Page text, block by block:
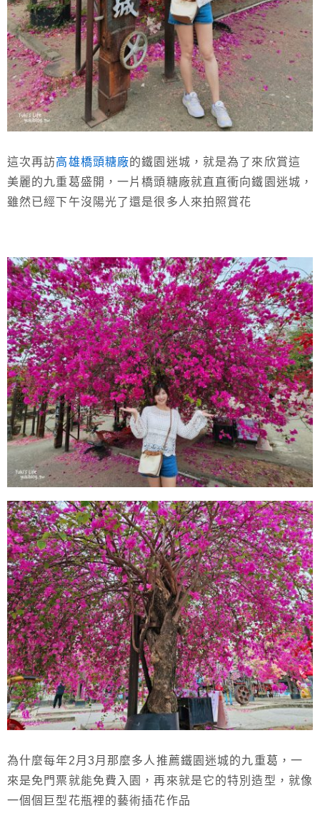
這次再訪高雄橋頭糖廠的鐵園迷城，就是為了來欣賞這
美麗的九重葛盛開，一片橋頭糖廠就直直衝向鐵園迷城，
雖然已經下午沒陽光了還是很多人來拍照賞花
為什麼每年2月3月那麼多人推薦鐵園迷城的九重葛，一
來是免門票就能免費入園，再來就是它的特別造型，就像
一個個巨型花瓶裡的藝術插花作品